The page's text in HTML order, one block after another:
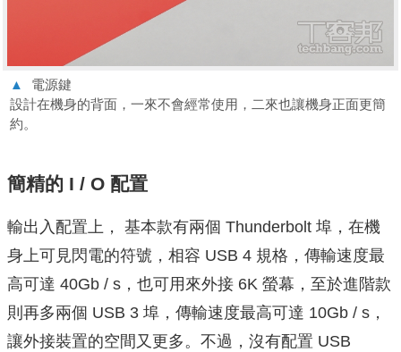
▲
電源鍵
設計在機身的背面，一來不會經常使用，二來也讓機身正面更簡
約。
簡精的 I / O 配置
輸出入配置上， 基本款有兩個 Thunderbolt 埠，在機
身上可見閃電的符號，相容 USB 4 規格，傳輸速度最
高可達 40Gb / s，也可用來外接 6K 螢幕，至於進階款
則再多兩個 USB 3 埠，傳輸速度最高可達 10Gb / s，
讓外接裝置的空間又更多。不過，沒有配置 USB